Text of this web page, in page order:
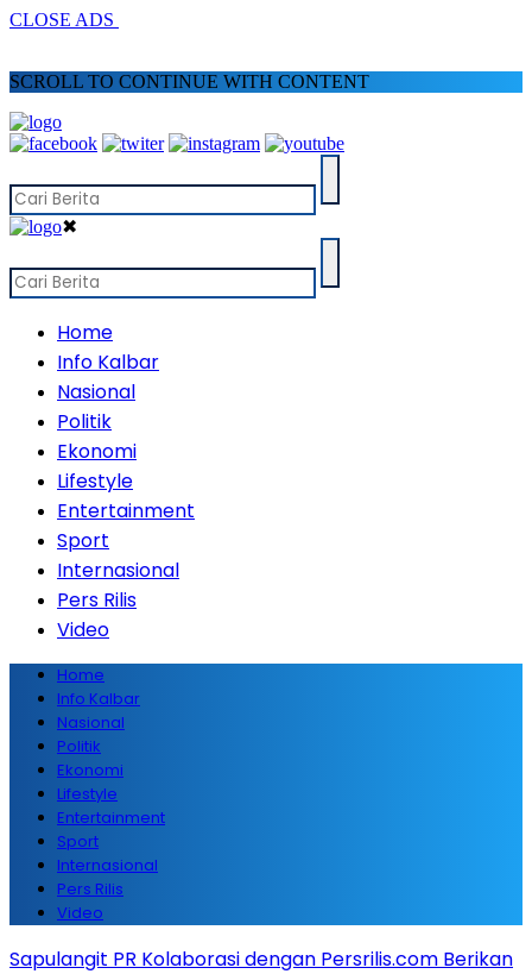
CLOSE ADS
SCROLL TO CONTINUE WITH CONTENT
✖
Home
Info Kalbar
Nasional
Politik
Ekonomi
Lifestyle
Entertainment
Sport
Internasional
Pers Rilis
Video
Home
Info Kalbar
Nasional
Politik
Ekonomi
Lifestyle
Entertainment
Sport
Internasional
Pers Rilis
Video
Sapulangit PR Kolaborasi dengan Persrilis.com Berikan